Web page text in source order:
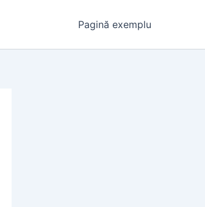
Pagină exemplu